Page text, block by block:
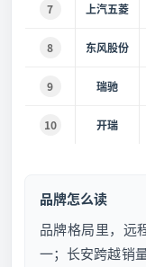
7 上汽五菱
8 东风股份
9 瑞驰
10 开瑞
品牌怎么读
品牌格局里，远
一；长安跨越销